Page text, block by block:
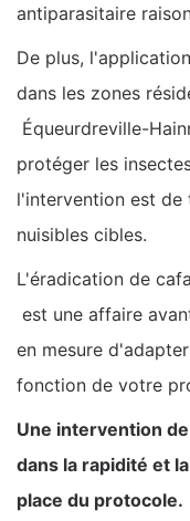
antiparasitaire
De plus,
dans les zones
Équeurdreville-
protéger les
l'intervention est de
nuisibles cibles.
L'éradication de
est une affaire
en mesure
fonction de votre
Une intervention
dans la rapidité et
place du protocole.